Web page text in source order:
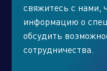
Отправить
свяжитесь с нами,
информацию о
обсудить
сотрудничества.